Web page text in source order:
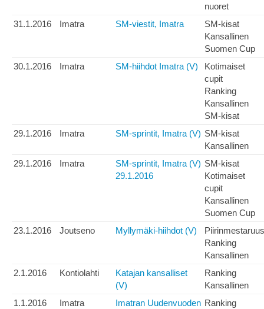
nuoret
31.1.2016
Imatra SM-viestit, Imatra
SM-kisat
Kansallinen
Suomen Cup
30.1.2016
Imatra SM-hiihdot Imatra (V)
Kotimaiset
cupit
Ranking
Kansallinen
SM-kisat
29.1.2016
Imatra SM-sprintit, Imatra (V) SM-kisat
Kansallinen
29.1.2016
Imatra
SM-sprintit, Imatra (V)
29.1.2016
SM-kisat
Kotimaiset
cupit
Kansallinen
Suomen Cup
23.1.2016
Joutseno Myllymäki-hiihdot (V)
Piirinmestaruus
Ranking
Kansallinen
2.1.2016
Kontiolahti
Katajan kansalliset
(V)
Ranking
Kansallinen
1.1.2016
Imatra
Imatran Uudenvuoden Ranking